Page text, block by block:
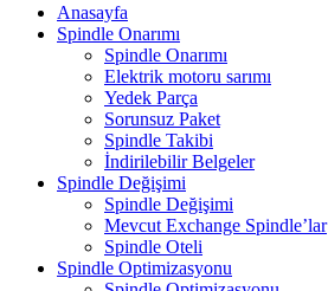
Anasayfa
Spindle Onarımı
Spindle Onarımı
Elektrik motoru sarımı
Yedek Parça
Sorunsuz Paket
Spindle Takibi
İndirilebilir Belgeler
Spindle Değişimi
Spindle Değişimi
Mevcut Exchange Spindle’lar
Spindle Oteli
Spindle Optimizasyonu